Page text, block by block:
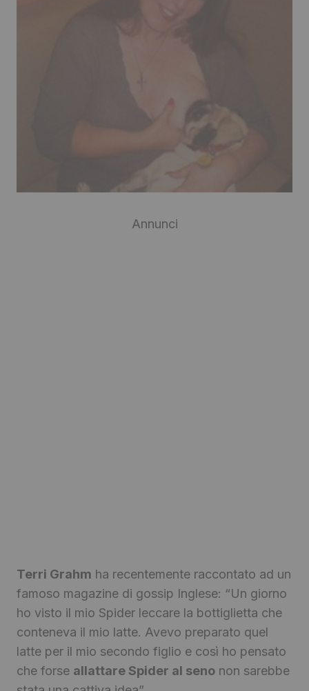
Annunci
Terri Grahm ha recentemente raccontato ad un
famoso magazine di gossip Inglese: “Un giorno
ho visto il mio Spider leccare la bottiglietta che
conteneva il mio latte. Avevo preparato quel
latte per il mio secondo figlio e così ho pensato
che forse allattare Spider al seno non sarebbe